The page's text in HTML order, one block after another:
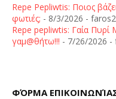
Repe Pepliwtis: Ποιος
φωτιές; - 8/3/2026 -
Repe pepliwtis: Γαία Πυρί
γαμ@θήτω!!! - 7/26/2026 -
ΦΌΡΜΑ